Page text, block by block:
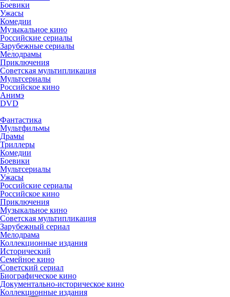
Боевики
Ужасы
Комедии
Музыкальное кино
Российские сериалы
Зарубежные сериалы
Мелодрамы
Приключения
Советская мультипликация
Мультсериалы
Российское кино
Анимэ
DVD
Фантастика
Мультфильмы
Драмы
Триллеры
Комедии
Боевики
Мультсериалы
Ужасы
Российские сериалы
Российское кино
Приключения
Музыкальное кино
Советская мультипликация
Зарубежный сериал
Мелодрама
Коллекционные издания
Исторический
Семейное кино
Советский сериал
Биографическое кино
Документально-историческое кино
Коллекционные издания